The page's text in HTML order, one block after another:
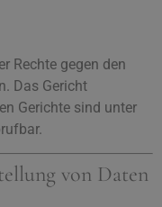
Rechte gegen den
Das Gericht
Gerichte sind unter
von Daten